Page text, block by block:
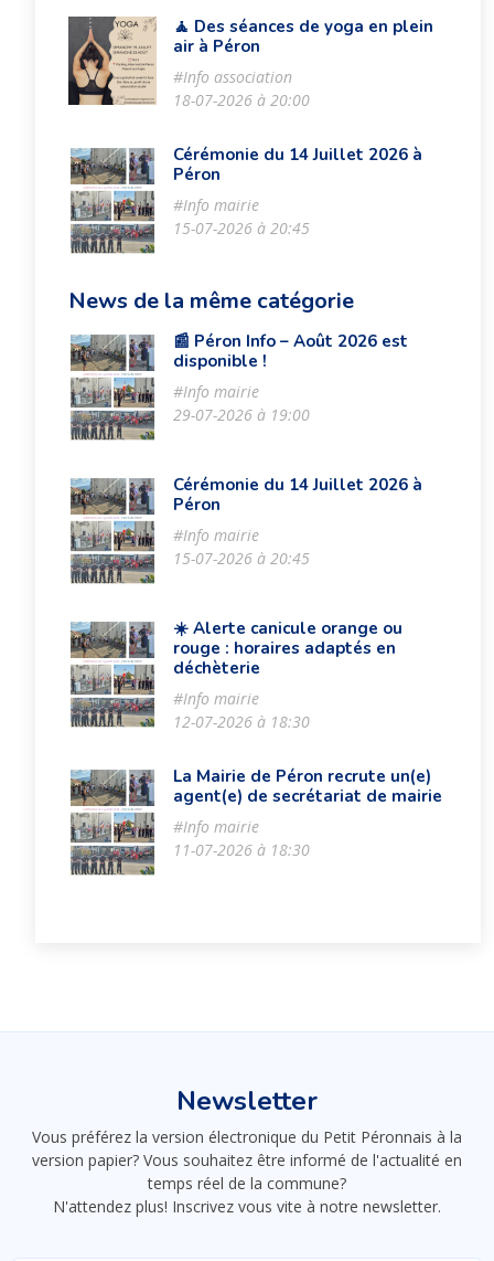
🧘 Des séances de yoga en plein
air à Péron
#Info association
18-07-2026 à 20:00
Cérémonie du 14 Juillet 2026 à
Péron
#Info mairie
15-07-2026 à 20:45
News de la même catégorie
📰 Péron Info – Août 2026 est
disponible !
#Info mairie
29-07-2026 à 19:00
Cérémonie du 14 Juillet 2026 à
Péron
#Info mairie
15-07-2026 à 20:45
☀️ Alerte canicule orange ou
rouge : horaires adaptés en
déchèterie
#Info mairie
12-07-2026 à 18:30
La Mairie de Péron recrute un(e)
agent(e) de secrétariat de mairie
#Info mairie
11-07-2026 à 18:30
Newsletter
Vous préférez la version électronique du Petit Péronnais à la
version papier? Vous souhaitez être informé de l'actualité en
temps réel de la commune?
N'attendez plus! Inscrivez vous vite à notre newsletter.